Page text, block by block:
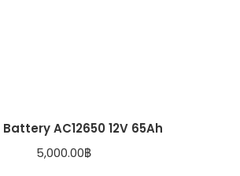
Battery AC12650 12V 65Ah
5,000.00฿